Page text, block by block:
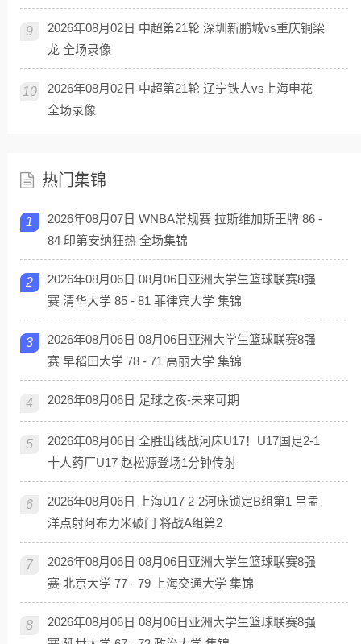
9
2026年08月02日 中超第21轮 深圳新鹏城vs重庆铜梁
龙 全场录像
10
2026年08月02日 中超第21轮 辽宁铁人vs上海申花
全场录像
热门集锦
1
2026年08月07日 WNBA常规赛 拉斯维加斯王牌 86 -
84 印第安纳狂热 全场集锦
2
2026年08月06日 08月06日亚洲大学生篮球联赛8强
赛 清华大学 85 - 81 菲律宾大学 集锦
3
2026年08月06日 08月06日亚洲大学生篮球联赛8强
赛 早稻田大学 78 - 71 高丽大学 集锦
4 2026年08月06日 足球之夜-未来可期
5
2026年08月06日 全胜出线战河床U17！U17国足2-1
十人药厂U17 赵松源登场1分钟传射
6
2026年08月06日 上海U17 2-2河床锁定B组第1 吕孟
洋点射阿布力米破门 将战A组第2
7
2026年08月06日 08月06日亚洲大学生篮球联赛8强
赛 北京大学 77 - 79 上海交通大学 集锦
8
2026年08月06日 08月06日亚洲大学生篮球联赛8强